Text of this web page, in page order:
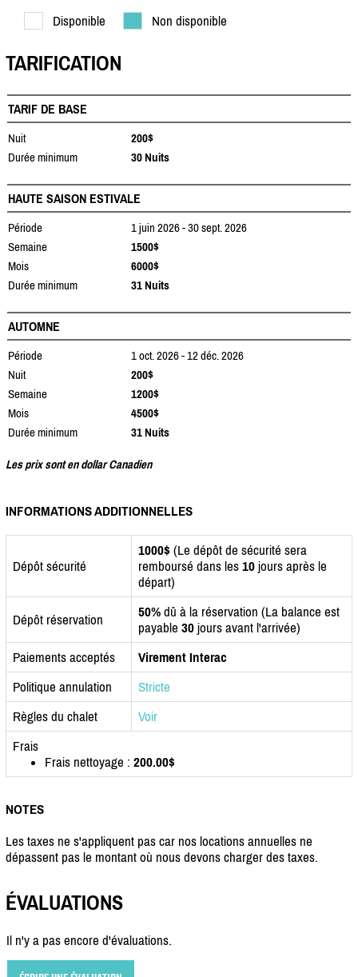
Disponible Non disponible
TARIFICATION
TARIF DE BASE
Nuit
200$
Durée minimum
30 Nuits
HAUTE SAISON ESTIVALE
Période
1 juin 2026 - 30 sept. 2026
Semaine
1500$
Mois
6000$
Durée minimum
31 Nuits
AUTOMNE
Période
1 oct. 2026 - 12 déc. 2026
Nuit
200$
Semaine
1200$
Mois
4500$
Durée minimum
31 Nuits
Les prix sont en dollar Canadien
INFORMATIONS ADDITIONNELLES
Dépôt sécurité
1000$ (Le dépôt de sécurité sera
remboursé dans les 10 jours après le
départ)
Dépôt réservation 50% dû à la réservation (La balance est
payable 30 jours avant l'arrivée)
Paiements acceptés
Virement Interac
Politique annulation
Stricte
Règles du chalet
Voir
Frais
Frais nettoyage : 200.00$
NOTES
Les taxes ne s'appliquent pas car nos locations annuelles ne
dépassent pas le montant où nous devons charger des taxes.
ÉVALUATIONS
Il n'y a pas encore d'évaluations.